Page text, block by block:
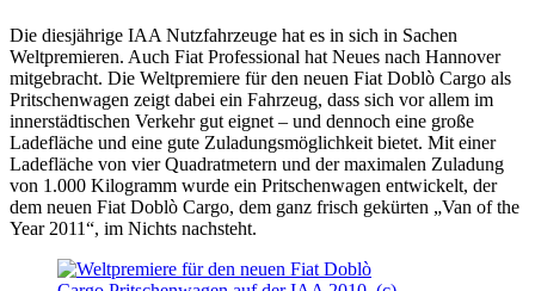
Die diesjährige IAA Nutzfahrzeuge hat es in sich in Sachen
Weltpremieren. Auch Fiat Professional hat Neues nach Hannover
mitgebracht. Die Weltpremiere für den neuen Fiat Doblò Cargo als
Pritschenwagen zeigt dabei ein Fahrzeug, dass sich vor allem im
innerstädtischen Verkehr gut eignet – und dennoch eine große
Ladefläche und eine gute Zuladungsmöglichkeit bietet. Mit einer
Ladefläche von vier Quadratmetern und der maximalen Zuladung
von 1.000 Kilogramm wurde ein Pritschenwagen entwickelt, der
dem neuen Fiat Doblò Cargo, dem ganz frisch gekürten „Van of the
Year 2011“, im Nichts nachsteht.